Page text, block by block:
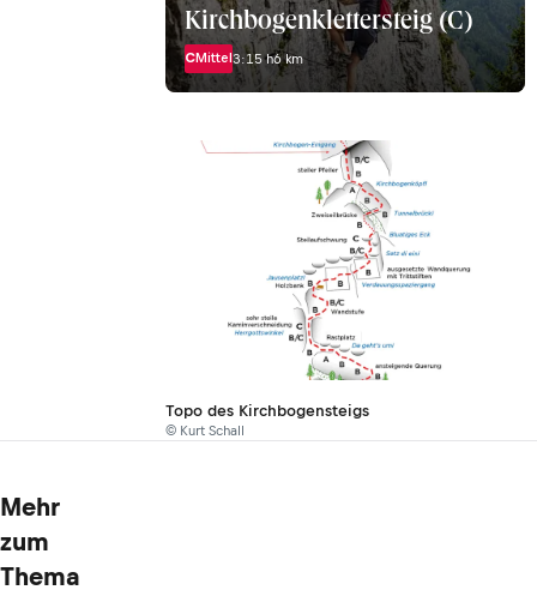
Kirchbogenklettersteig (C)
CMittel 3:15 h6 km
Topo des Kirchbogensteigs
© Kurt Schall
Mehr
zum
Thema